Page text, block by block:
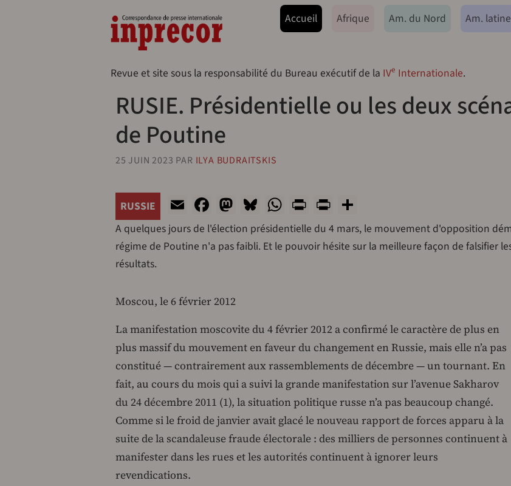
Navegação principal
Accueil Afrique Am. du Nord Am. latine
Revue et site sous la responsabilité du Bureau exécutif de la IVe Internationale.
RUSIE. Présidentielle ou les deux
de Poutine
25 JUIN 2023 PAR ILYA BUDRAITSKIS
RUSSIE EmailFacebook
Mastodon
Bluesky
WhatsApp
PrintPrintFriendly
A quelques jours de l'élection présidentielle du 4 mars, le mouvement d'opposition
régime de Poutine n'a pas faibli. Et le pouvoir hésite sur la meilleure façon de falsifier
résultats.
Moscou, le 6 février 2012
La manifestation moscovite du 4 février 2012 a confirmé le caractère de plus en
plus massif du mouvement en faveur du changement en Russie, mais elle n’a pas
constitué — contrairement aux rassemblements de décembre — un tournant. En
fait, au cours du mois qui a suivi la grande manifestation sur l’avenue Sakharov
du 24 décembre 2011 (1), la situation politique russe n’a pas beaucoup changé.
Comme si le froid de janvier avait glacé le nouveau rapport de forces apparu à la
suite de la scandaleuse fraude électorale : des milliers de personnes continuent à
manifester dans les rues et les autorités continuent à ignorer leurs
revendications.